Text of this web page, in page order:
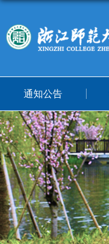
通知公告